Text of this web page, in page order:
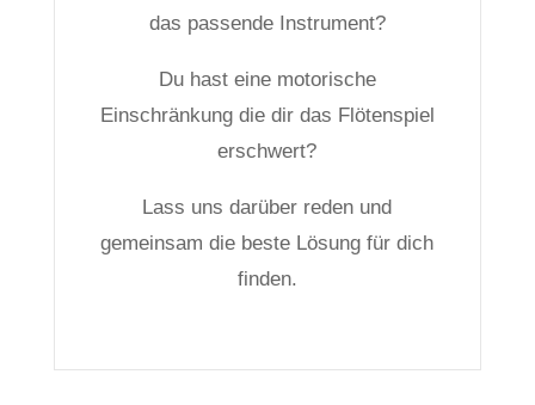
das passende Instrument?
Du hast eine motorische
Einschränkung die dir das Flötenspiel
erschwert?
Lass uns darüber reden und
gemeinsam die beste Lösung für dich
finden.